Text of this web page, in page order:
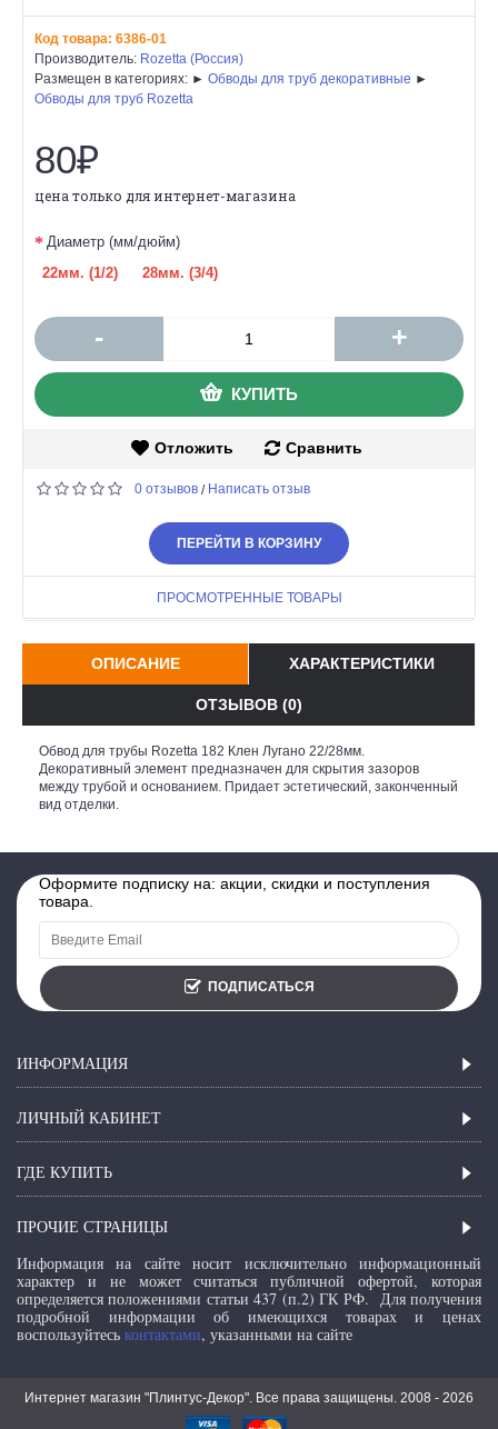
Код товара: 6386-01
Производитель: Rozetta (Россия)
Размещен в категориях: ► Обводы для труб декоративные ►
Обводы для труб Rozetta
80₽
цена только для интернет-магазина
Диаметр (мм/дюйм)
22мм. (1/2)
28мм. (3/4)
- +
КУПИТЬ
Отложить Сравнить
0 отзывов / Написать отзыв
ПЕРЕЙТИ В КОРЗИНУ
ПРОСМОТРЕННЫЕ ТОВАРЫ
ОПИСАНИЕ ХАРАКТЕРИСТИКИ
ОТЗЫВОВ (0)
Обвод для трубы Rozetta 182 Клен Лугано 22/28мм.
Декоративный элемент предназначен для скрытия зазоров
между трубой и основанием. Придает эстетический, законченный
вид отделки.
Оформите подписку на: акции, скидки и поступления
товара.
ПОДПИСАТЬСЯ
ИНФОРМАЦИЯ
ЛИЧНЫЙ КАБИНЕТ
ГДЕ КУПИТЬ
ПРОЧИЕ СТРАНИЦЫ
Информация на сайте носит исключительно информационный
характер и не может считаться публичной офертой, которая
определяется положениями статьи 437 (п.2) ГК РФ. Для получения
подробной информации об имеющихся товарах и ценах
воспользуйтесь контактами, указанными на сайте
Интернет магазин "Плинтус-Декор". Все права защищены. 2008 - 2026